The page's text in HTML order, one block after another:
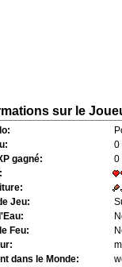
sur le
0
gagné:
0
Jeu:
Feu:
dans le Monde: